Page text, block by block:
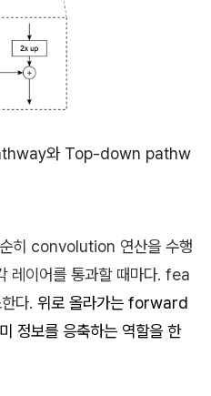
와 Top-down pathw
히 convolution 연산을 수행
레이어를 통과할 때마다. fea
다. 위로 올라가는 forward
정보를 응축하는 역할을 한